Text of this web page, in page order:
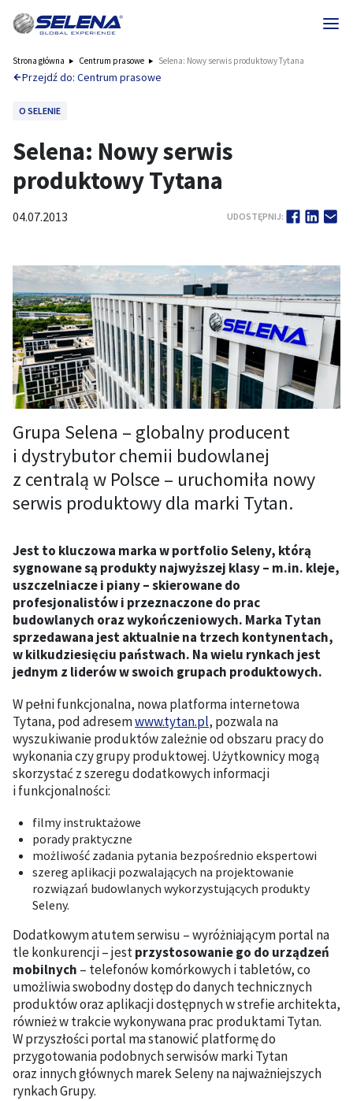
Strona główna Centrum prasowe Selena: Nowy serwis produktowy Tytana
Przejdź do: Centrum prasowe
O SELENIE
Selena: Nowy serwis
produktowy Tytana
04.07.2013 UDOSTĘPNIJ:
Grupa Selena – globalny producent
i dystrybutor chemii budowlanej
z centralą w Polsce – uruchomiła nowy
serwis produktowy dla marki Tytan.
Jest to kluczowa marka w portfolio Seleny, którą
sygnowane są produkty najwyższej klasy – m.in. kleje,
uszczelniacze i piany – skierowane do
profesjonalistów i przeznaczone do prac
budowlanych oraz wykończeniowych. Marka Tytan
sprzedawana jest aktualnie na trzech kontynentach,
w kilkudziesięciu państwach. Na wielu rynkach jest
jednym z liderów w swoich grupach produktowych.
W pełni funkcjonalna, nowa platforma internetowa
Tytana, pod adresemwww.tytan.pl, pozwala na
wyszukiwanie produktów zależnie od obszaru pracy do
wykonania czy grupy produktowej. Użytkownicy mogą
skorzystać z szeregu dodatkowych informacji
i funkcjonalności:
filmy instruktażowe
porady praktyczne
możliwość zadania pytania bezpośrednio ekspertowi
szereg aplikacji pozwalających na projektowanie
rozwiązań budowlanych wykorzystujących produkty
Seleny.
Dodatkowym atutem serwisu – wyróżniającym portal na
tle konkurencji – jestprzystosowanie go do urządzeń
mobilnych – telefonów komórkowych i tabletów, co
umożliwia swobodny dostęp do danych technicznych
produktów oraz aplikacji dostępnych w strefie architekta,
również w trakcie wykonywana prac produktami Tytan.
W przyszłości portal ma stanowić platformę do
przygotowania podobnych serwisów marki Tytan
oraz innych głównych marek Seleny na najważniejszych
rynkach Grupy.